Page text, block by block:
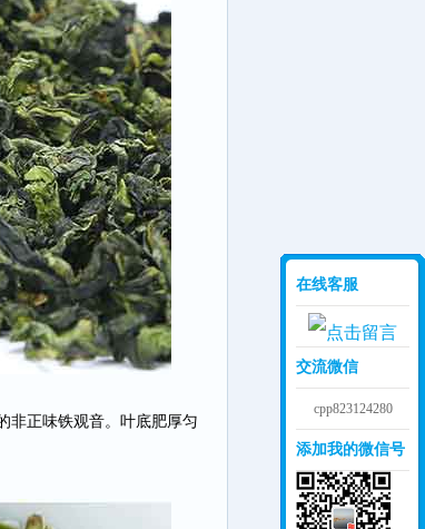
非正味铁观音。叶底肥厚匀
在线客服
交流微信
cpp823124280
添加我的微信号